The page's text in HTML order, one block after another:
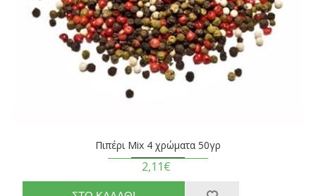
Πιπέρι Mix 4 χρώματα 50γρ
2,11€